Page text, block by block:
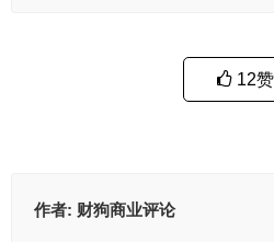
12赞
作者: 财狗商业评论